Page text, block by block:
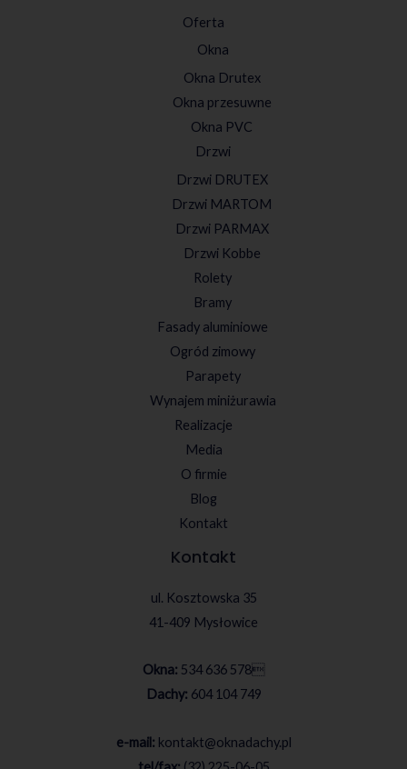
Oferta
Okna
Okna Drutex
Okna przesuwne
Okna PVC
Drzwi
Drzwi DRUTEX
Drzwi MARTOM
Drzwi PARMAX
Drzwi Kobbe
Rolety
Bramy
Fasady aluminiowe
Ogród zimowy
Parapety
Wynajem miniżurawia
Realizacje
Media
O firmie
Blog
Kontakt
Kontakt
ul. Kosztowska 35
41-409 Mysłowice
Okna: 534 636 578
Dachy: 604 104 749
e-mail: kontakt@oknadachy.pl